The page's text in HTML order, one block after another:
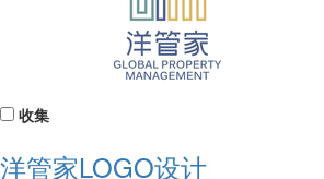
收集
洋管家LOGO设计